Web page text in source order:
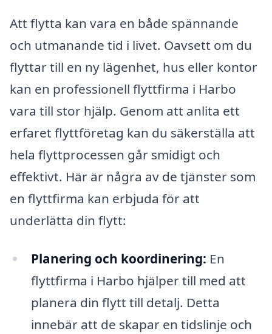
Att flytta kan vara en både spännande
och utmanande tid i livet. Oavsett om du
flyttar till en ny lägenhet, hus eller kontor
kan en professionell flyttfirma i Harbo
vara till stor hjälp. Genom att anlita ett
erfaret flyttföretag kan du säkerställa att
hela flyttprocessen går smidigt och
effektivt. Här är några av de tjänster som
en flyttfirma kan erbjuda för att
underlätta din flytt:
Planering och koordinering: En
flyttfirma i Harbo hjälper till med att
planera din flytt till detalj. Detta
innebär att de skapar en tidslinje och